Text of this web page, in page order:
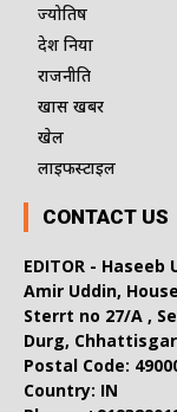
ज्योतिष
देश दुनिया
राजनीति
खास खबर
खेल
लाइफस्टाइल
CONTACT US
EDITOR - Haseeb
Amir Uddin,
Sterrt no 27/A ,
Durg,
Postal Code:
Country: IN